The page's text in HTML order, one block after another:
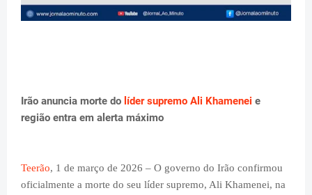
Irão anuncia morte do líder supremo Ali Khamenei e
região entra em alerta máximo
Teerão, 1 de março de 2026 – O governo do Irão confirmou
oficialmente a morte do seu líder supremo, Ali Khamenei, na